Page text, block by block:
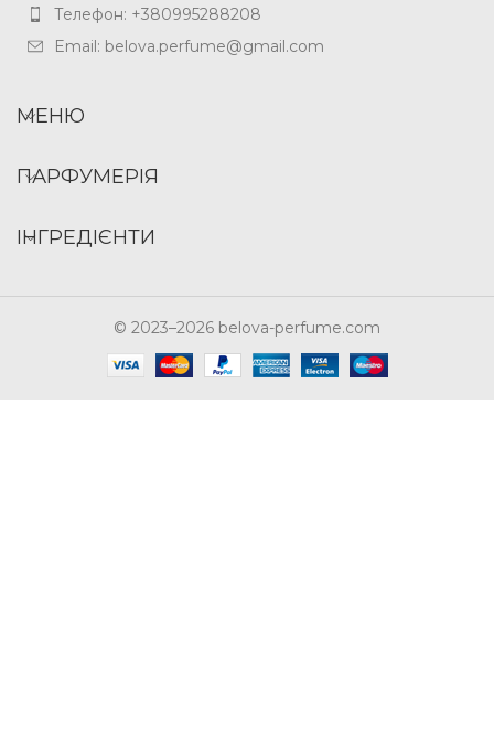
Телефон: +380995288208
Email: belova.perfume@gmail.com
МЕНЮ
ПАРФУМЕРІЯ
ІНГРЕДІЄНТИ
© 2023–2026 belova-perfume.com